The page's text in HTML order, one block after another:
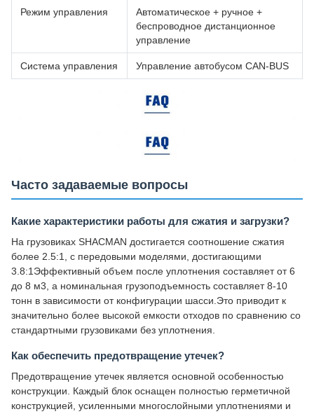
Режим управления
Автоматическое + ручное +
беспроводное дистанционное
управление
Система управления Управление автобусом CAN-BUS
Часто задаваемые вопросы
Какие характеристики работы для сжатия и загрузки?
На грузовиках SHACMAN достигается соотношение сжатия
более 2.5:1, с передовыми моделями, достигающими
3.8:1Эффективный объем после уплотнения составляет от 6
до 8 м3, а номинальная грузоподъемность составляет 8-10
тонн в зависимости от конфигурации шасси.Это приводит к
значительно более высокой емкости отходов по сравнению со
стандартными грузовиками без уплотнения.
Как обеспечить предотвращение утечек?
Предотвращение утечек является основной особенностью
конструкции. Каждый блок оснащен полностью герметичной
конструкцией, усиленными многослойными уплотнениями и